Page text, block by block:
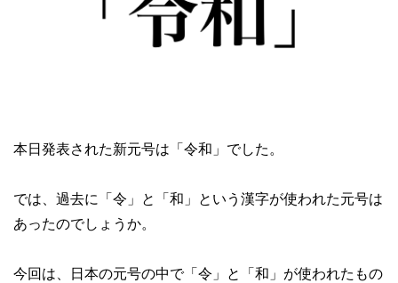
本日発表された新元号は「令和」でした。
では、過去に「令」と「和」という漢字が使われた元号は
あったのでしょうか。
今回は、日本の元号の中で「令」と「和」が使われたもの